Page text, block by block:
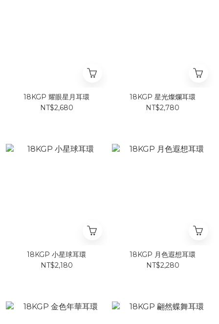
18KGP 耀眼星月耳環
NT$2,680
18KGP 星光燦爛耳環
NT$2,780
18KGP 小星球耳環
NT$2,180
18KGP 月色遐想耳環
NT$2,280